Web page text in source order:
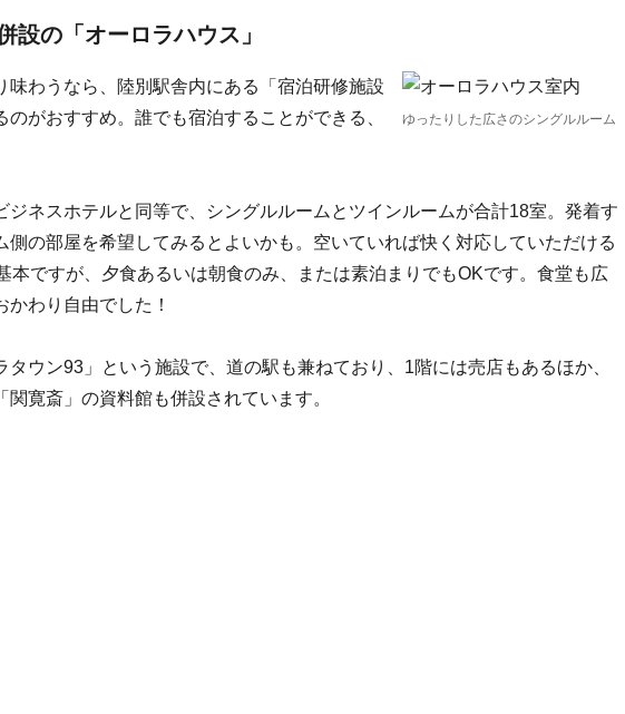
設の「オーロラハウス」
ゆったりした広さのシングルルーム
味わうなら、陸別駅舎内にある「宿泊研修施設
がおすすめ。誰でも宿泊することができる、
ジネスホテルと同等で、シングルルームとツインルームが合計18室。発着す
側の部屋を希望してみるとよいかも。空いていれば快く対応していただける
本ですが、夕食あるいは朝食のみ、または素泊まりでもOKです。食堂も広
かわり自由でした！
タウン93」という施設で、道の駅も兼ねており、1階には売店もあるほか、
寛斎」の資料館も併設されています。